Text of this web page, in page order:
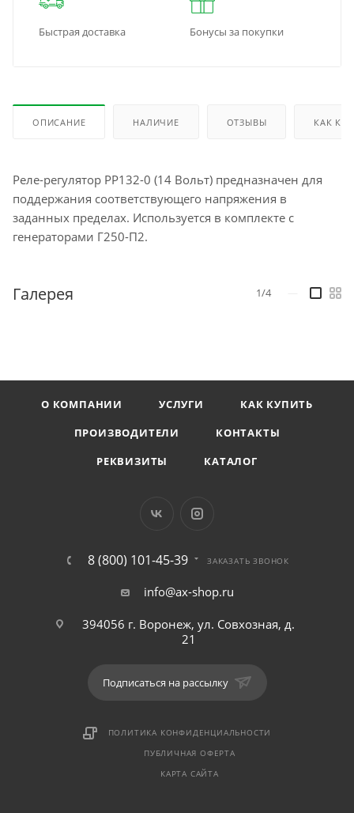
Быстрая доставка Бонусы за покупки
ОПИСАНИЕ НАЛИЧИЕ ОТЗЫВЫ КАК
Реле-регулятор РР132-0 (14 Вольт) предназначен для
поддержания соответствующего напряжения в
заданных пределах. Используется в комплекте с
генераторами Г250-П2.
Галерея 1/4
О КОМПАНИИ УСЛУГИ
КАК КУПИТЬ
ПРОИЗВОДИТЕЛИ
КОНТАКТЫ
РЕКВИЗИТЫ
КАТАЛОГ
8 (800) 101-45-39 ЗАКАЗАТЬ ЗВОНОК
info@ax-shop.ru
394056 г. Воронеж, ул. Совхозная, д.
21
Подписаться на рассылку
ПОЛИТИКА КОНФИДЕНЦИАЛЬНОСТИ
ПУБЛИЧНАЯ ОФЕРТА
КАРТА САЙТА